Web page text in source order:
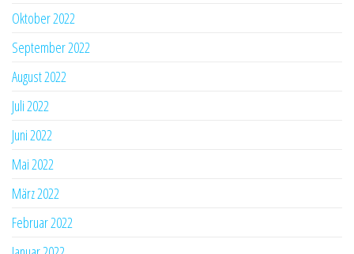
Oktober 2022
September 2022
August 2022
Juli 2022
Juni 2022
Mai 2022
März 2022
Februar 2022